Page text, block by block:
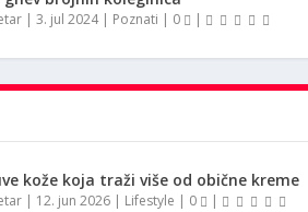
| 3. jul 2024| Poznati | 0 |
kože koja traži više od obične kreme
| 12. jun 2026| Lifestyle | 0 |